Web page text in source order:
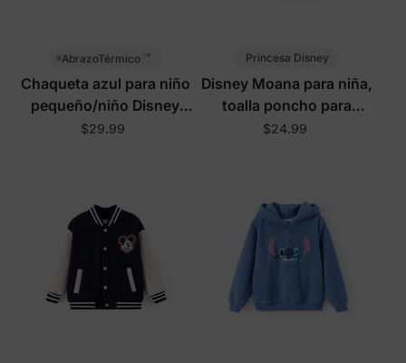
AbrazoTérmico ™
Chaqueta azul para niño
pequeño/niño Disney
Stitch
$29.99
Princesa Disney
Disney Moana para niña,
toalla poncho para
bebé/niña, verde claro
$24.99